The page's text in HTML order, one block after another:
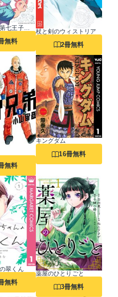
転生したら第七王子だったので、気ままに魔術を極めます
無料
杖と剣のウィストリア
2冊無料
無料
キングダム
16冊無料
翠くん
無料
薬屋のひとりごと
3冊無料